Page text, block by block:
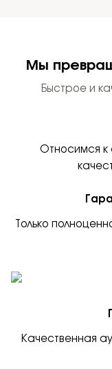
Мы
Быстрое и
Относимся к
Только
Качественная